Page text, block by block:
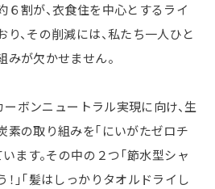
割が、衣食住を中心とするライ
、その削減には、私たち一人ひと
みが欠かせません。
ーボンニュートラル実現に向け、生
の取り組みを「にいがたゼロチ
います。その中の２つ「節水型シャ
」「髪はしっかりタオルドライし